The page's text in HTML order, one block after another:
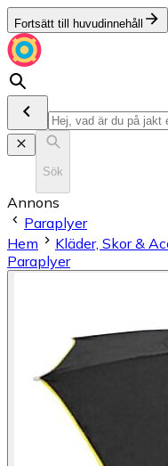
Fortsätt till huvudinnehåll
Sök
Annons
Paraplyer
Hem
Kläder, Skor &
Paraplyer